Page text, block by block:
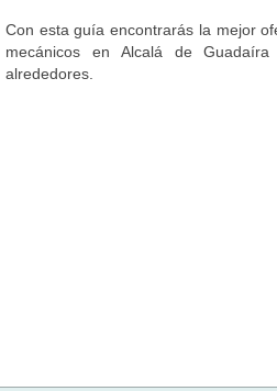
Con esta guía encontrarás la mejor
mecánicos en Alcalá de
alrededores.